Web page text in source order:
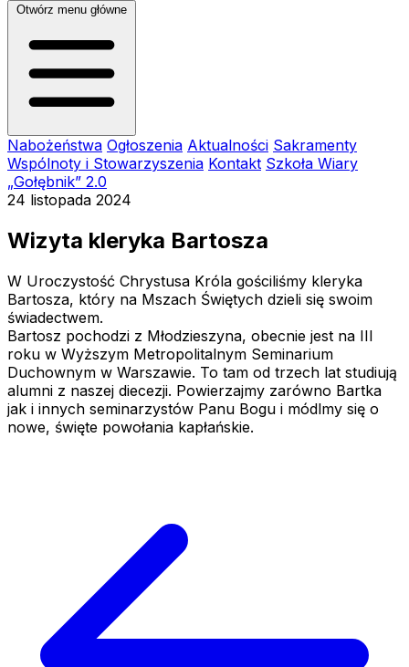
Otwórz menu główne
Nabożeństwa Ogłoszenia Aktualności Sakramenty
Wspólnoty i Stowarzyszenia Kontakt Szkoła Wiary
„Gołębnik” 2.0
24 listopada 2024
Wizyta kleryka Bartosza
W Uroczystość Chrystusa Króla gościliśmy kleryka
Bartosza, który na Mszach Świętych dzieli się swoim
świadectwem.
Bartosz pochodzi z Młodzieszyna, obecnie jest na III
roku w Wyższym Metropolitalnym Seminarium
Duchownym w Warszawie. To tam od trzech lat studiują
alumni z naszej diecezji. Powierzajmy zarówno Bartka
jak i innych seminarzystów Panu Bogu i módlmy się o
nowe, święte powołania kapłańskie.